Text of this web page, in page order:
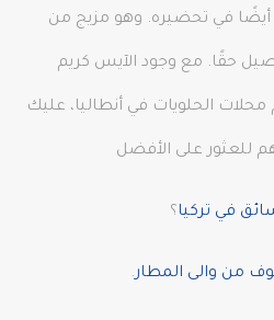
في تحضيره. وهو مزيج من
حقًا. مع وجود الآيس كريم
الحلويات في أنطاليا، عليك
للعثور على الأفضل
في تركيا ؟
من والى المطار.